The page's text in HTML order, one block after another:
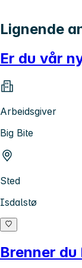
Lignende
Er du vår
Arbeidsgiver
Big Bite
Sted
Isdalstø
Brenner